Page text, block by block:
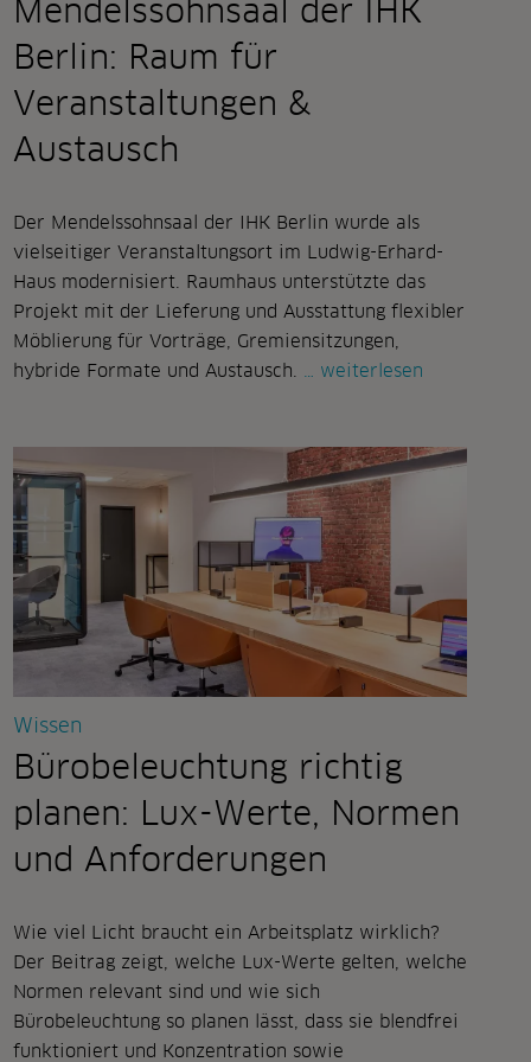
Mendelssohnsaal der IHK
Berlin: Raum für
Veranstaltungen &
Austausch
Der Mendelssohnsaal der IHK Berlin wurde als
vielseitiger Veranstaltungsort im Ludwig-Erhard-
Haus modernisiert. Raumhaus unterstützte das
Projekt mit der Lieferung und Ausstattung flexibler
Möblierung für Vorträge, Gremiensitzungen,
hybride Formate und Austausch.
weiterlesen
berlin:
austausch
Wissen
Bürobeleuchtung richtig
planen: Lux-Werte, Normen
und Anforderungen
Wie viel Licht braucht ein Arbeitsplatz wirklich?
Der Beitrag zeigt, welche Lux-Werte gelten, welche
Normen relevant sind und wie sich
Bürobeleuchtung so planen lässt, dass sie blendfrei
funktioniert und Konzentration sowie